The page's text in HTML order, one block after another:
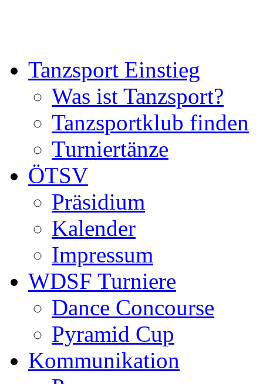
Tanzsport Einstieg
Was ist Tanzsport?
Tanzsportklub finden
Turniertänze
ÖTSV
Präsidium
Kalender
Impressum
WDSF Turniere
Dance Concourse
Pyramid Cup
Kommunikation